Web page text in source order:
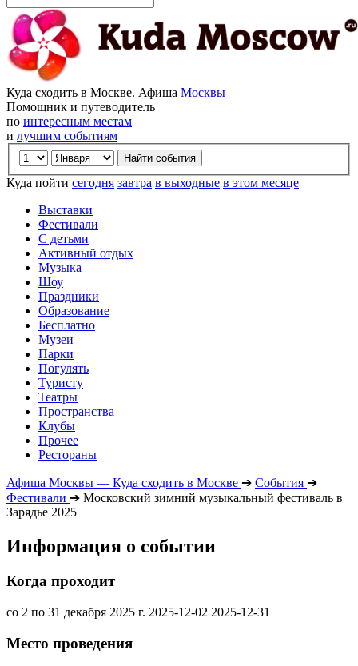
Куда сходить в Москве. Афиша Москвы
Помощник и путеводитель
по интересным местам
и лучшим событиям
Куда пойти сегодня завтра в выходные в этом месяце
Выставки
Фестивали
С детьми
Активный отдых
Музыка
Шоу
Праздники
Образование
Бесплатно
Музеи
Парки
Погулять
Туристу
Театры
Пространства
Клубы
Прочее
Рестораны
Афиша Москвы — Куда сходить в Москве ➔ События ➔
Фестивали ➔ Московский зимний музыкальный фестиваль в
Зарядье 2025
Информация о событии
Когда проходит
со 2 по 31 декабря 2025 г. 2025-12-02 2025-12-31
Место проведения